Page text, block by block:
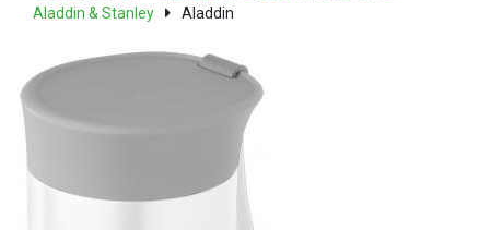
Aladdin & Stanley
Aladdin